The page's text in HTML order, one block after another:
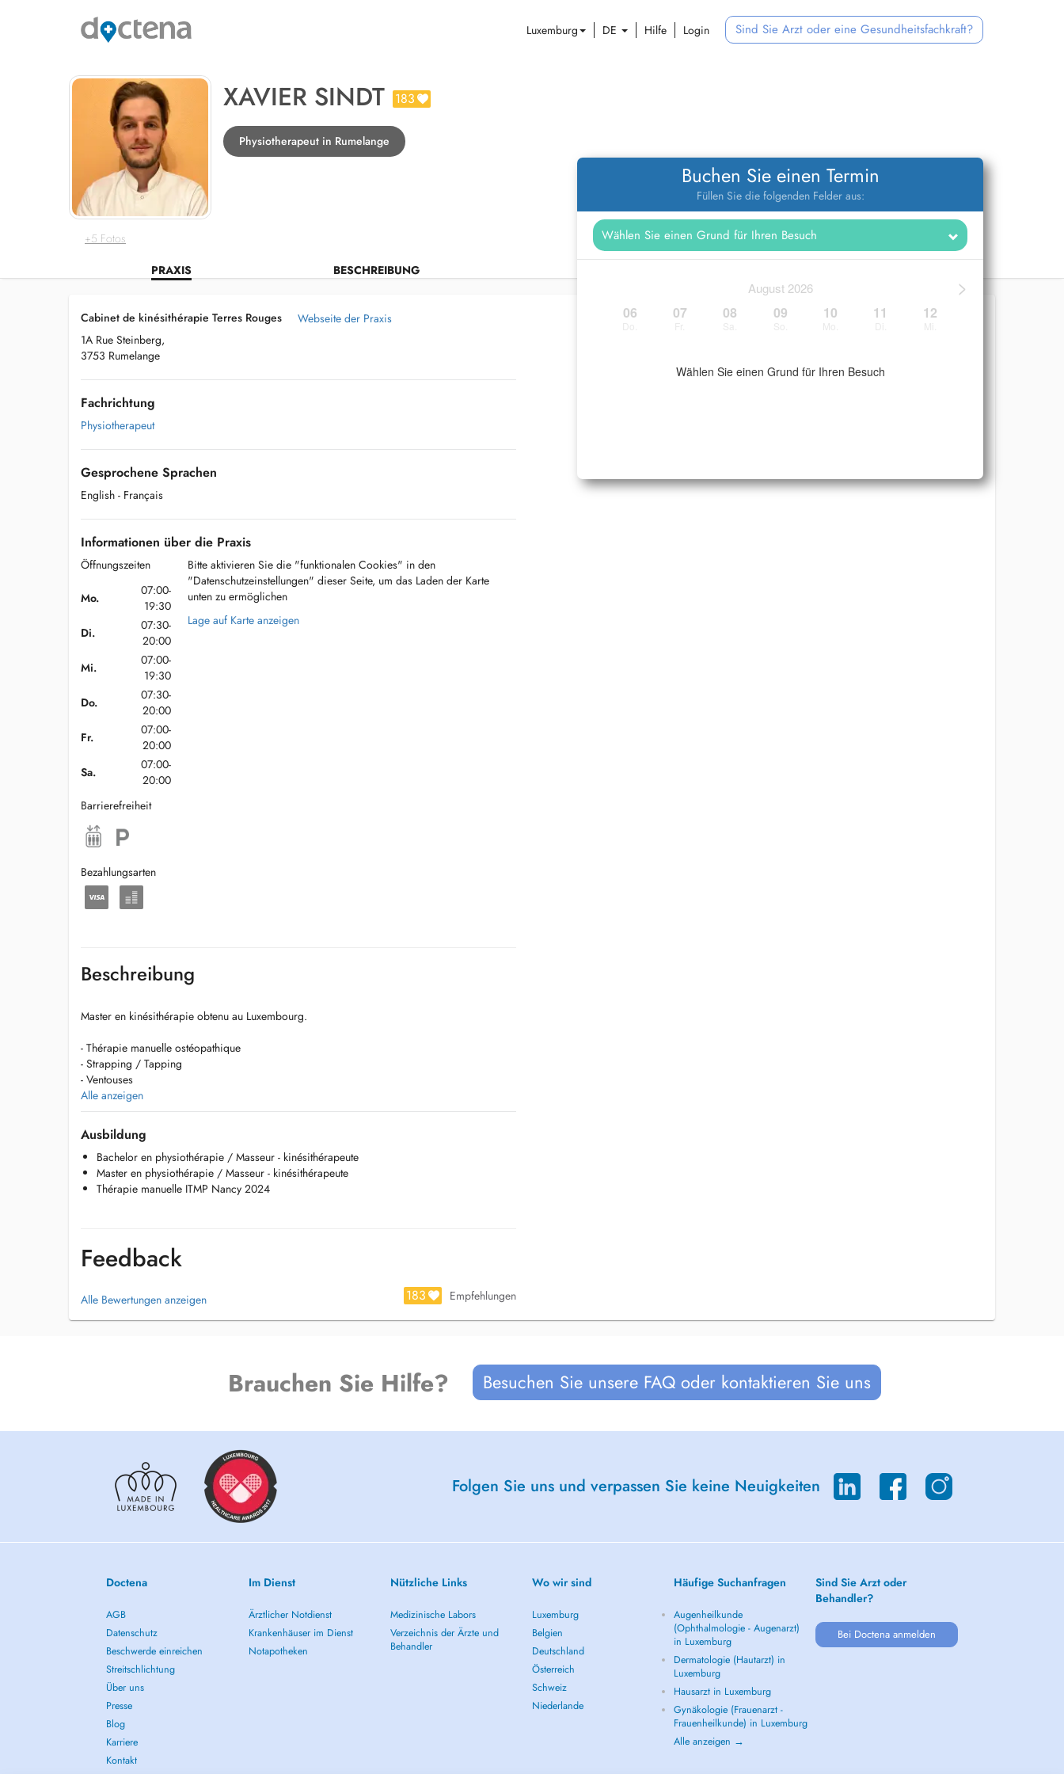
Luxemburg DE Hilfe Login Sind Sie Arzt oder eine Gesundheitsfachkraft?
+5 Fotos
XAVIER SINDT 183
Physiotherapeut in Rumelange
PRAXIS BESCHREIBUNG
Buchen Sie einen Termin
Füllen Sie die folgenden Felder aus:
>
August 2026
06 07 08 09 10 11 12
Wählen Sie einen Grund für Ihren Besuch
Cabinet de kinésithérapie Terres Rouges
1A Rue Steinberg,
3753 Rumelange
Webseite der Praxis
Fachrichtung
Physiotherapeut
Gesprochene Sprachen
English - Français
Informationen über die Praxis
Öffnungszeiten
Mo.
07:00-
19:30
Di.
07:30-
20:00
Mi.
07:00-
19:30
Do.
07:30-
20:00
Fr.
07:00-
20:00
Sa.
07:00-
20:00
Barrierefreiheit
Bezahlungsarten
Bitte aktivieren Sie die "funktionalen Cookies" in den
"Datenschutzeinstellungen" dieser Seite, um das Laden der Karte
unten zu ermöglichen
Lage auf Karte anzeigen
Beschreibung
Master en kinésithérapie obtenu au Luxembourg.
- Thérapie manuelle ostéopathique
- Strapping / Tapping
- Ventouses
- Crochetage et scrapping
- Soigner les tendinites avec les ondes de choc radiales
- Traiter l'endométriose par laser
- Massage bien être
Si vous n'arrivez pas à prendre de RDV vous pouvez me joindre au : +33659772400
Alle anzeigen
Ausbildung
Bachelor en physiothérapie / Masseur - kinésithérapeute
Master en physiothérapie / Masseur - kinésithérapeute
Thérapie manuelle ITMP Nancy 2024
Feedback
Alle Bewertungen anzeigen 183 Empfehlungen
Brauchen Sie Hilfe? Besuchen Sie unsere FAQ oder kontaktieren Sie uns
Folgen Sie uns und verpassen Sie keine Neuigkeiten
Doctena
AGB
Datenschutz
Beschwerde einreichen
Streitschlichtung
Über uns
Presse
Blog
Karriere
Kontakt
Im Dienst
Ärztlicher Notdienst
Krankenhäuser im Dienst
Notapotheken
Nützliche Links
Medizinische Labors
Verzeichnis der Ärzte und
Behandler
Wo wir sind
Luxemburg
Belgien
Deutschland
Österreich
Schweiz
Niederlande
Häufige Suchanfragen
Augenheilkunde
(Ophthalmologie - Augenarzt)
in Luxemburg
Dermatologie (Hautarzt) in
Luxemburg
Hausarzt in Luxemburg
Gynäkologie (Frauenarzt -
Frauenheilkunde) in Luxemburg
Alle anzeigen →
Sind Sie Arzt oder
Behandler?
Bei Doctena anmelden